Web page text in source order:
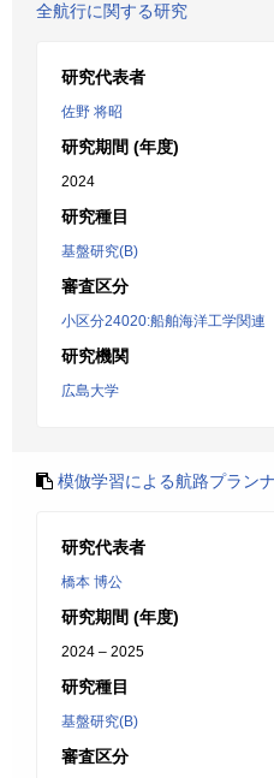
全航行に関する研究
研究代表者
佐野 将昭
研究期間 (年度)
2024
研究種目
基盤研究(B)
審査区分
小区分24020:船舶海洋工学関連
研究機関
広島大学
模倣学習による航路プラン
研究代表者
橋本 博公
研究期間 (年度)
2024 – 2025
研究種目
基盤研究(B)
審査区分